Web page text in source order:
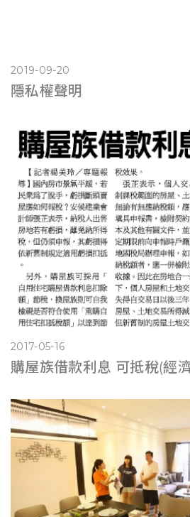
2019-09-20
隱私權聲明
2017-05-16
購屋族借款利息 可抵稅(經